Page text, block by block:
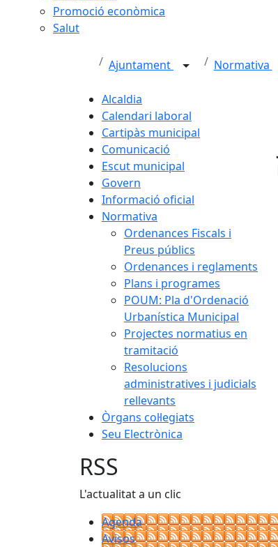
Promoció econòmica
Salut
Ajuntament Normativa
Alcaldia
Calendari laboral
Cartipàs municipal
Comunicació
Escut municipal
Govern
Informació oficial
Normativa
Ordenances Fiscals i
Preus públics
Ordenances i reglaments
Plans i programes
POUM: Pla d'Ordenació
Urbanística Municipal
Projectes normatius en
tramitació
Resolucions
administratives i judicials
rellevants
Òrgans col·legiats
Seu Electrònica
RSS
L'actualitat a un clic
Agenda
Avisos